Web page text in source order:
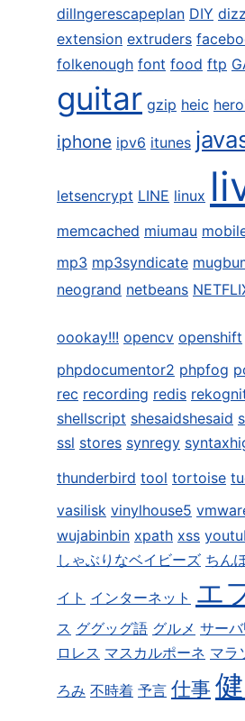
dillngerescapeplan DIY
extension extruders
folkenough font food ftp
guitar gzip heic
iphone ipv6 itunes
letsencrypt LINE linux
memcached miumau
mp3 mp3syndicate
neogrand netbeans
oookay!!! opencv openshift
phpdocumentor2 phpfog
rec recording redis
shellscript shesaidshesaid
ssl stores synregy
thunderbird tool tortoise
vasilisk vinylhouse5
wujabinbin xpath xss
しゃぶりなベイビーズ ちん
イト インターネット エ
ス ググッグ語 グルメ サー
ロレス マスカルポーネ マラ
ろみ 不時着 予言 仕事